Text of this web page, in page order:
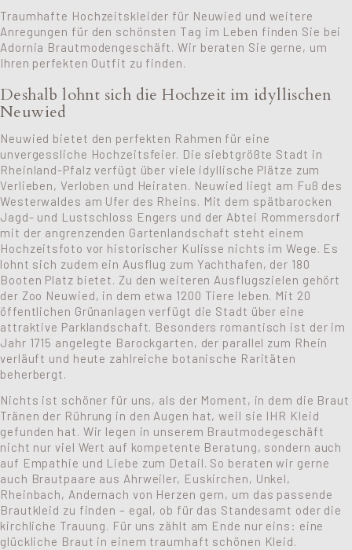
Traumhafte Hochzeitskleider für Neuwied und weitere
Anregungen für den schönsten Tag im Leben finden Sie bei
Adornia Brautmodengeschäft. Wir beraten Sie gerne, um
Ihren perfekten Outfit zu finden.
Deshalb lohnt sich die Hochzeit im idyllischen
Neuwied
Neuwied bietet den perfekten Rahmen für eine
unvergessliche Hochzeitsfeier. Die siebtgrößte Stadt in
Rheinland-Pfalz verfügt über viele idyllische Plätze zum
Verlieben, Verloben und Heiraten. Neuwied liegt am Fuß des
Westerwaldes am Ufer des Rheins. Mit dem spätbarocken
Jagd- und Lustschloss Engers und der Abtei Rommersdorf
mit der angrenzenden Gartenlandschaft steht einem
Hochzeitsfoto vor historischer Kulisse nichts im Wege. Es
lohnt sich zudem ein Ausflug zum Yachthafen, der 180
Booten Platz bietet. Zu den weiteren Ausflugszielen gehört
der Zoo Neuwied, in dem etwa 1200 Tiere leben. Mit 20
öffentlichen Grünanlagen verfügt die Stadt über eine
attraktive Parklandschaft. Besonders romantisch ist der im
Jahr 1715 angelegte Barockgarten, der parallel zum Rhein
verläuft und heute zahlreiche botanische Raritäten
beherbergt.
Nichts ist schöner für uns, als der Moment, in dem die Braut
Tränen der Rührung in den Augen hat, weil sie IHR Kleid
gefunden hat. Wir legen in unserem Brautmodegeschäft
nicht nur viel Wert auf kompetente Beratung, sondern auch
auf Empathie und Liebe zum Detail. So beraten wir gerne
auch Brautpaare aus Ahrweiler, Euskirchen, Unkel,
Rheinbach, Andernach von Herzen gern, um das passende
Brautkleid zu finden – egal, ob für das Standesamt oder die
kirchliche Trauung. Für uns zählt am Ende nur eins: eine
glückliche Braut in einem traumhaft schönen Kleid.